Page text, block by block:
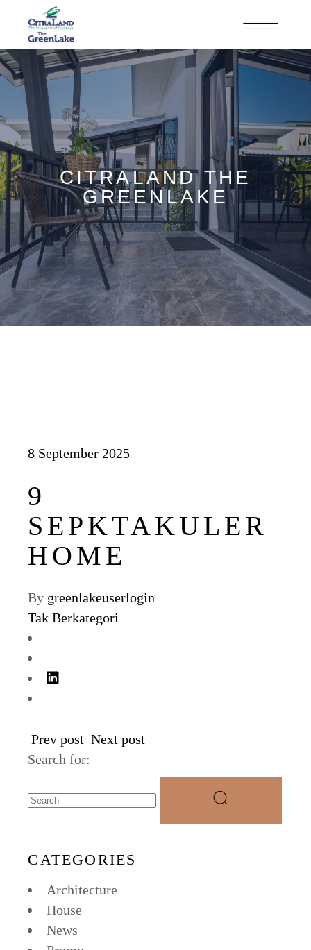
CITRALAND THE
GREENLAKE
8 September 2025
9
SEPKTAKULER
HOME
By greenlakeuserlogin
Tak Berkategori
Prev post Next post
Search for:
CATEGORIES
Architecture
House
News